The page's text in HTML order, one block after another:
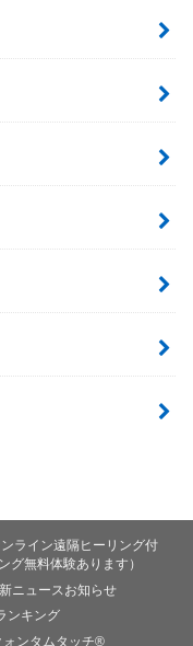
ライン遠隔ヒーリング付
グ無料体験あります）
ニュースお知らせ
ンキング
ォンタムタッチ®